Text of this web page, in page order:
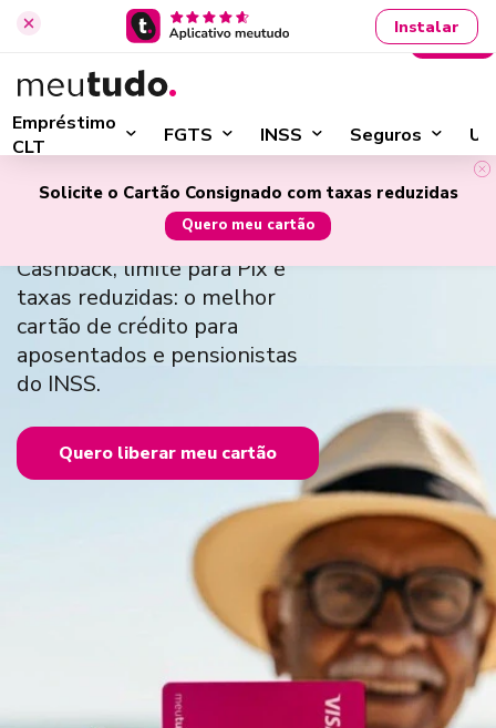
Instalar
Empréstimo
CLT
FGTS INSS Seguros
Entrar
Solicite o Cartão Consignado com taxas reduzidas
Quero meu cartão
Cartão de Crédito
Consignado
Cashback, limite para Pix e
taxas reduzidas: o melhor
cartão de crédito para
aposentados e pensionistas
do INSS.
Quero liberar meu cartão